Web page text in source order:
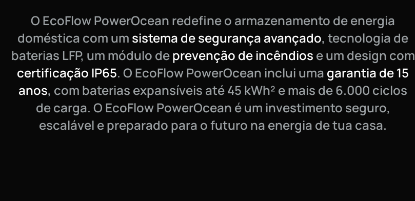
O EcoFlow PowerOcean redefine o armazenamento de energia
doméstica com um sistema de segurança avançado, tecnologia de
baterias LFP, um módulo deprevenção de incêndios e um design com
certificação IP65. O EcoFlow PowerOcean inclui uma garantia de 15
anos, com baterias expansíveis até 45 kWh² e mais de 6.000 ciclos
de carga. O EcoFlow PowerOcean é um investimento seguro,
escalável e preparado para o futuro na energia de tua casa.